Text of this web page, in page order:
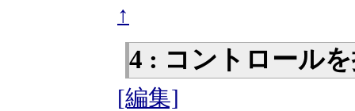
↑
4 : コントロール
[編集]